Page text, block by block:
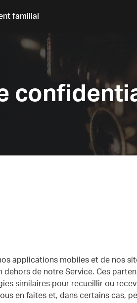
familial
applications mobiles et de nos
de notre Service. Ces
similaires pour recueillir ou
en faites et, dans certains cas,